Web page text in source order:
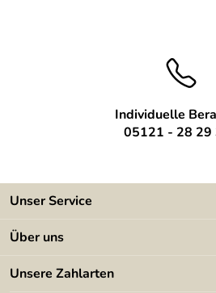
Individuelle
05121 - 28 29
Unser Service
Kontakt
Kundeninformationen
Über uns
Angebote
Unsere Zahlarten